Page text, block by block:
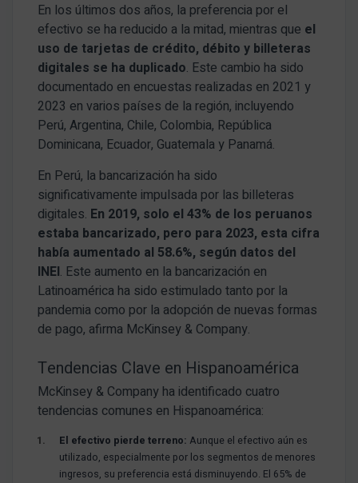
En los últimos dos años, la preferencia por el
efectivo se ha reducido a la mitad, mientras que el
uso de tarjetas de crédito, débito y billeteras
digitales se ha duplicado. Este cambio ha sido
documentado en encuestas realizadas en 2021 y
2023 en varios países de la región, incluyendo
Perú, Argentina, Chile, Colombia, República
Dominicana, Ecuador, Guatemala y Panamá.
En Perú, la bancarización ha sido
significativamente impulsada por las billeteras
digitales. En 2019, solo el 43% de los peruanos
estaba bancarizado, pero para 2023, esta cifra
había aumentado al 58.6%, según datos del
INEI. Este aumento en la bancarización en
Latinoamérica ha sido estimulado tanto por la
pandemia como por la adopción de nuevas formas
de pago, afirma McKinsey & Company.
Tendencias Clave en Hispanoamérica
McKinsey & Company ha identificado cuatro
tendencias comunes en Hispanoamérica:
El efectivo pierde terreno: Aunque el efectivo aún es
utilizado, especialmente por los segmentos de menores
ingresos, su preferencia está disminuyendo. El 65% de